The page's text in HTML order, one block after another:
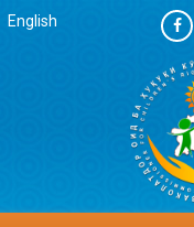
English